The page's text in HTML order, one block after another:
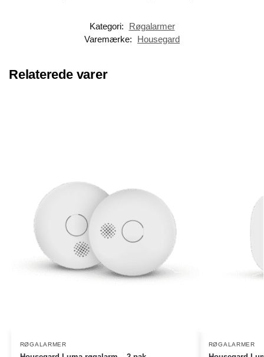
Kategori:
Røgalarmer
Varemærke:
Housegard
Relaterede varer
RØGALARMER RØGALARMER